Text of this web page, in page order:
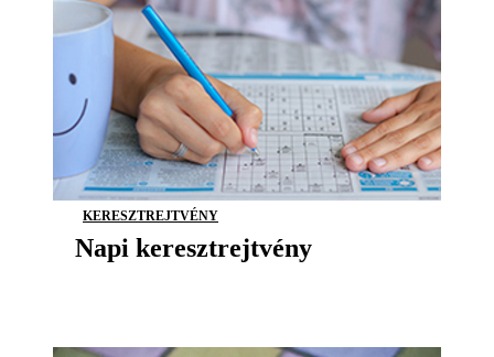
KERESZTREJTVÉNY
Napi keresztrejtvény